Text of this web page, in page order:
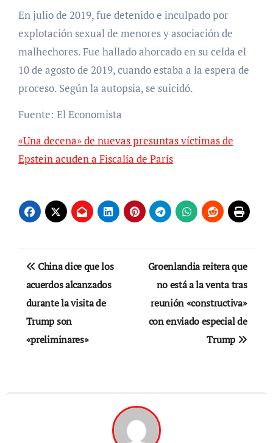
En julio de 2019, fue detenido e inculpado por
explotación sexual de menores y asociación de
malhechores. Fue hallado ahorcado en su celda el
10 de agosto de 2019, cuando estaba a la espera de
proceso. Según la autopsia, se suicidó.
Fuente: El Economista
«Una decena» de nuevas presuntas víctimas de
Epstein acuden a Fiscalía de París
Navegación
de
entradas
China dice que los
acuerdos alcanzados
durante la visita de
Trump son
«preliminares»
Groenlandia reitera que
no está a la venta tras
reunión «constructiva»
con enviado especial de
Trump